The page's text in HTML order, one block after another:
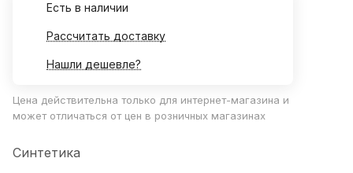
Есть в наличии
Рассчитать доставку
Нашли дешевле?
Цена действительна только для интернет-магазина и
может отличаться от цен в розничных магазинах
Синтетика